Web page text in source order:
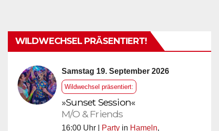
WILDWECHSEL PRÄSENTIERT!
Samstag 19. September 2026
Wildwechsel präsentiert:
»Sunset Session«
M/O & Friends
16:00 Uhr | Party in Hameln,